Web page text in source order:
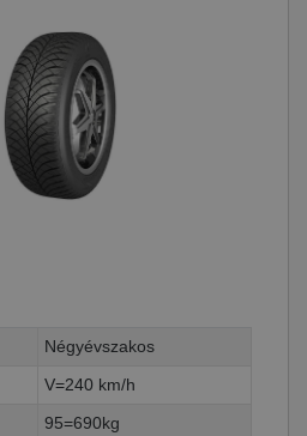
Négyévszakos
V=240 km/h
95=690kg